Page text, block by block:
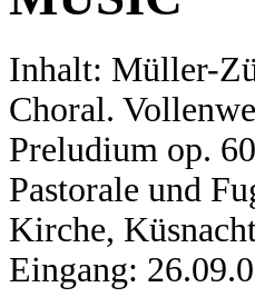
Inhalt: Müller-
Choral.
Preludium op.
Pastorale und
Kirche,
Eingang: